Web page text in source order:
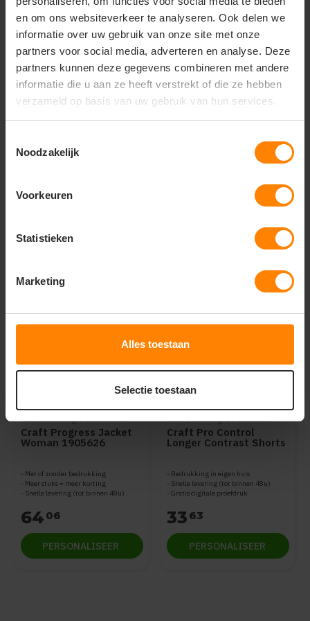
en om ons websiteverkeer te analyseren. Ook delen we
informatie over uw gebruik van onze site met onze
partners voor social media, adverteren en analyse. Deze
partners kunnen deze gegevens combineren met andere
informatie die u aan ze heeft verstrekt of die ze hebben
verzameld op basis van uw gebruik van hun services.
Noodzakelijk
Voorkeuren
Statistieken
Marketing
Alles toestaan
Selectie toestaan
Vragen? Neem contact
op met onze
klantenservice
call +31(0)418 511 972
Dit vind je misschien ook leuk
Craft kleding bedrukken
Craft Progress Jacket
Woman 1905626
Met of zonder bedrukking
Meer stuks = meer korting
Snelle levering (tot binnen 48u)
64 06
PERSONALISEER
Craft kleding bedrukken
Craft Pro Control
Longer Contrast Shorts
Woman 1906708
Bedrukking in eigen huis
Snelle levering (tot binnen 48u)
Gratis digitale proefdruk
33 63
PERSONALISEER